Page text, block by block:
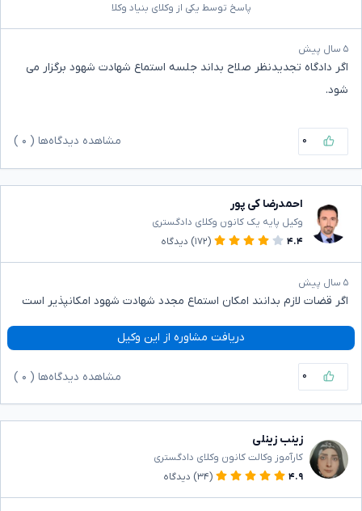
پاسخ توسط یکی از وکلای بنیاد وکلا
۵ سال پیش
اگر دادگاه تجدیدنظر صلاح بداند جلسه استماع شهادت شهود برگزار می
شود.
۰ مشاهده دیدگاه‌ها ( ۰
احمدرضا کی پور
وکیل پایه یک کانون وکلای دادگستری
۴.۴
(۱۷۲) دیدگاه
۵ سال پیش
اگر قضات لازم بدانند امکان استماع مجدد شهادت شهود امکانپذیر است
دریافت مشاوره از این وکیل
۰ مشاهده دیدگاه‌ها ( ۰
زینب زینلی
کارآموز وکالت کانون وکلای دادگستری
۴.۹
(۳۴) دیدگاه